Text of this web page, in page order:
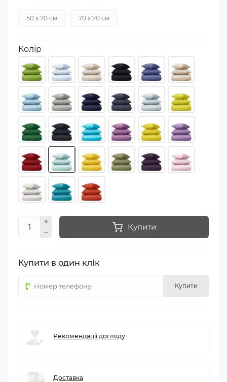
50 х 70 см 70 х 70 см
Колір
Купити
Купити в один клік
Купити
Рекомендації догляду
Доставка